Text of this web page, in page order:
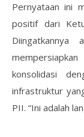
Pernyataan ini
positif dari
konsolidasi
infrastruktur
PII. “Ini adalah